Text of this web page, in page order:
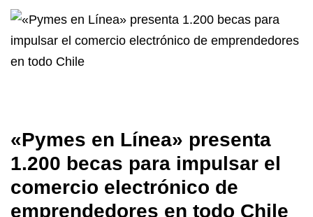
«Pymes en Línea» presenta
1.200 becas para impulsar el
comercio electrónico de
emprendedores en todo Chile